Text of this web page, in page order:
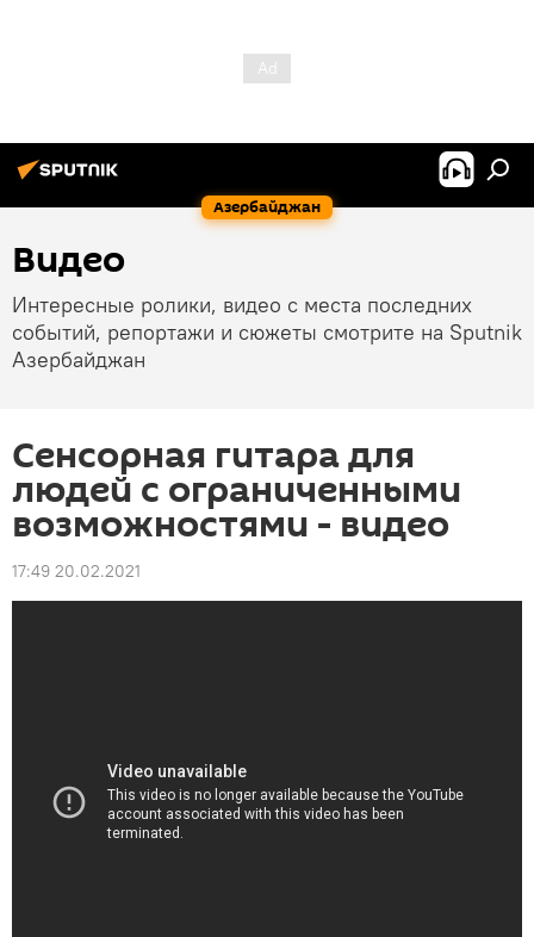
Азербайджан
Видео
Интересные ролики, видео с места последних
событий, репортажи и сюжеты смотрите на Sputnik
Азербайджан
Сенсорная гитара для
людей с ограниченными
возможностями - видео
17:49 20.02.2021